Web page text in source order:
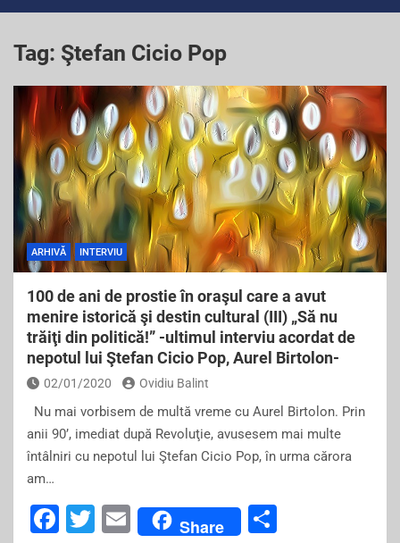
Tag: Ştefan Cicio Pop
ARHIVĂ INTERVIU
100 de ani de prostie în oraşul care a avut
menire istorică şi destin cultural (III) „Să nu
trăiţi din politică!” -ultimul interviu acordat de
nepotul lui Ştefan Cicio Pop, Aurel Birtolon-
02/01/2020 Ovidiu Balint
Nu mai vorbisem de multă vreme cu Aurel Birtolon. Prin
anii 90’, imediat după Revoluţie, avusesem mai multe
întâlniri cu nepotul lui Ştefan Cicio Pop, în urma cărora
am…
F
T
E
Share